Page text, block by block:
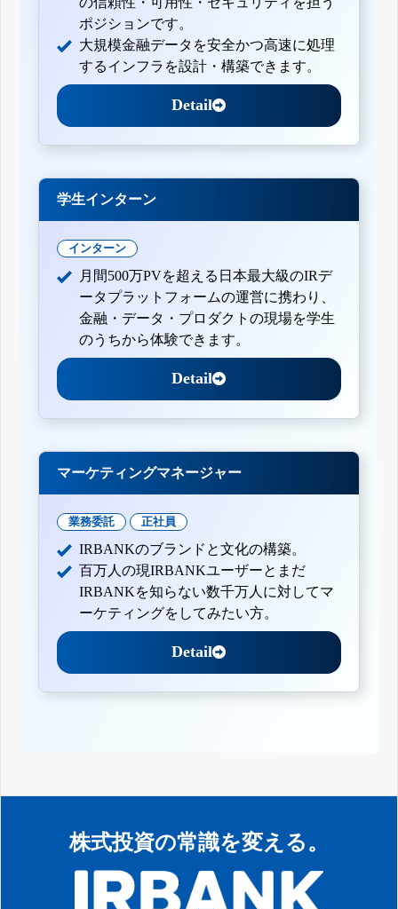
ポジションです。
大規模金融データを安全かつ高速に処理
するインフラを設計・構築できます。
Detail
学生インターン
インターン
月間500万PVを超える日本最大級のIRデ
ータプラットフォームの運営に携わり、
金融・データ・プロダクトの現場を学生
のうちから体験できます。
Detail
マーケティングマネージャー
業務委託 正社員
IRBANKのブランドと文化の構築。
百万人の現IRBANKユーザーとまだ
IRBANKを知らない数千万人に対してマ
ーケティングをしてみたい方。
Detail
株式投資の常識を変える。